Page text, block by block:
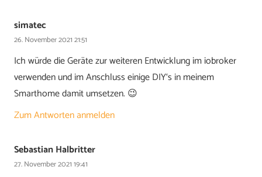
simatec
26. November 2021 21:51
Ich würde die Geräte zur weiteren Entwicklung im iobroker
verwenden und im Anschluss einige DIY‘s in meinem
Smarthome damit umsetzen. 😉
Zum Antworten anmelden
Sebastian Halbritter
27. November 2021 19:41